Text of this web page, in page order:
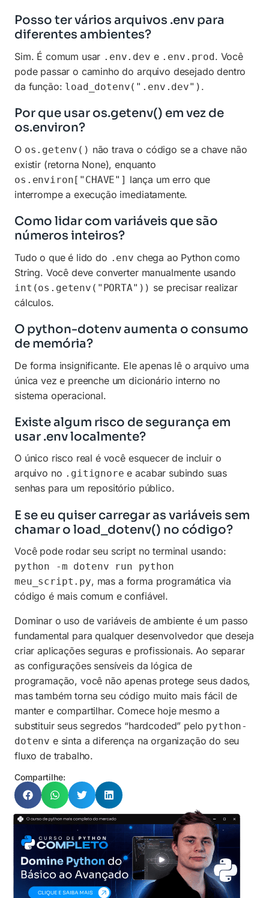
Posso ter vários arquivos .env para
diferentes ambientes?
Sim. É comum usar .env.dev e .env.prod. Você
pode passar o caminho do arquivo desejado dentro
da função: load_dotenv(".env.dev") .
Por que usar os.getenv() em vez de
os.environ?
O os.getenv() não trava o código se a chave não
existir (retorna None), enquanto
os.environ["CHAVE"] lança um erro que
interrompe a execução imediatamente.
Como lidar com variáveis que são
números inteiros?
Tudo o que é lido do .env chega ao Python como
String. Você deve converter manualmente usando
int(os.getenv("PORTA")) se precisar realizar
cálculos.
O python-dotenv aumenta o consumo
de memória?
De forma insignificante. Ele apenas lê o arquivo uma
única vez e preenche um dicionário interno no
sistema operacional.
Existe algum risco de segurança em
usar .env localmente?
O único risco real é você esquecer de incluir o
arquivo no .gitignore e acabar subindo suas
senhas para um repositório público.
E se eu quiser carregar as variáveis sem
chamar o load_dotenv() no código?
Você pode rodar seu script no terminal usando:
python -m dotenv run python
meu_script.py, mas a forma programática via
código é mais comum e confiável.
Dominar o uso de variáveis de ambiente é um passo
fundamental para qualquer desenvolvedor que deseja
criar aplicações seguras e profissionais. Ao separar
as configurações sensíveis da lógica de
programação, você não apenas protege seus dados,
mas também torna seu código muito mais fácil de
manter e compartilhar. Comece hoje mesmo a
substituir seus segredos “hardcoded” pelo python-
dotenv e sinta a diferença na organização do seu
fluxo de trabalho.
Compartilhe: